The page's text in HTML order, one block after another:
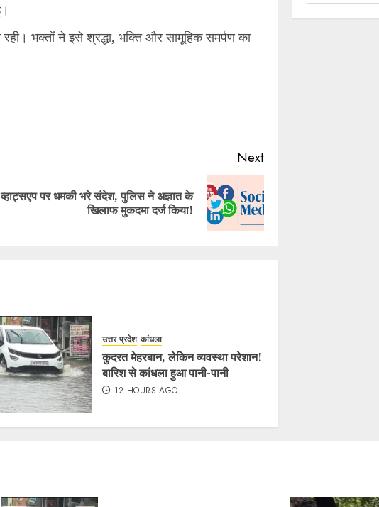
रही। भक्तों ने इसे श्रद्धा, भक्ति और सामूहिक समर्पण का
Next
व्हाट्सएप पर धमकी भरे संदेश, पुलिस ने अज्ञात के
खिलाफ मुकदमा दर्ज किया!
उत्तर प्रदेश कांधला
कुदरत मेहरबान, लेकिन व्यवस्था परेशान!
बारिश से कांधला हुआ पानी-पानी
12 HOURS AGO